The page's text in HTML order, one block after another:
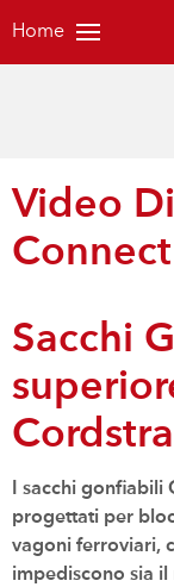
Home
Video
Sacchi
I sacchi
progettati per
vagoni ferroviari,
impediscono sia